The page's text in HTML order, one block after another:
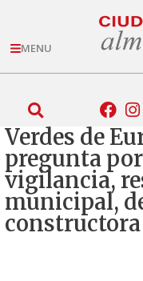
MENU
Verdes de
pregunta
vigilancia,
municipal,